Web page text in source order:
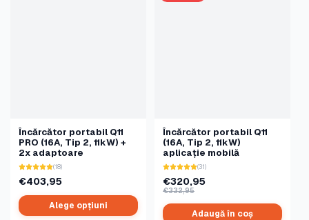
Încărcător portabil Q11
PRO (16A, Tip 2, 11kW) +
2x adaptoare
(18)
€403,95
Alege opțiuni
Încărcător portabil Q11
(16A, Tip 2, 11kW)
aplicație mobilă
(31)
€320,95
€332,95
Adaugă în coș